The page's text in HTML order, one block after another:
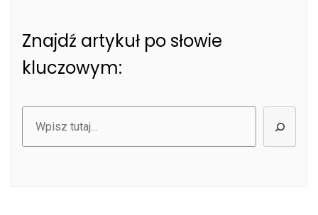
Znajdź artykuł po słowie
kluczowym: